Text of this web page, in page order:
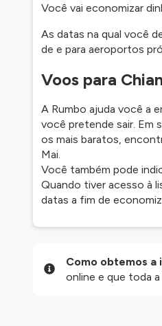
Você vai economizar
As datas na qual você
de e para aeroportos
Voos para
A Rumbo ajuda você a
você pretende sair. Em
os mais baratos,
Mai.
Você também pode
Quando tiver acesso à
datas a fim de
Como obtemos a
online e que toda